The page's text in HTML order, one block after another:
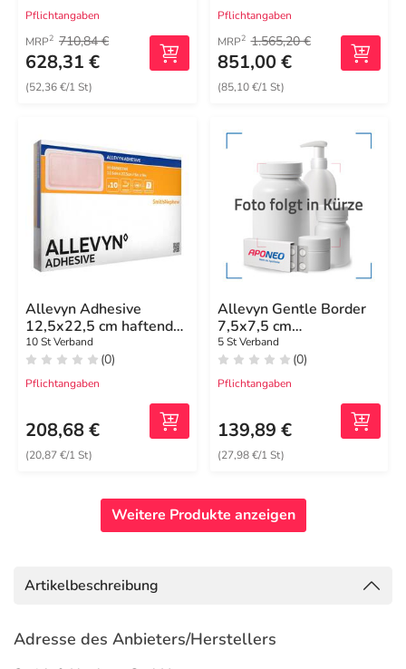
Pflichtangaben
MRP2 710,84 €
628,31 €
(52,36 €/1 St)
Pflichtangaben
MRP2 1.565,20 €
851,00 €
(85,10 €/1 St)
Allevyn Adhesive
12,5x22,5 cm haftende
Wundauflage
10 St Verband
(0)
Pflichtangaben
208,68 €
(20,87 €/1 St)
Allevyn Gentle Border
7,5x7,5 cm
Schaumverband
5 St Verband
(0)
Pflichtangaben
139,89 €
(27,98 €/1 St)
Weitere Produkte anzeigen
Artikelbeschreibung
Adresse des Anbieters/Herstellers